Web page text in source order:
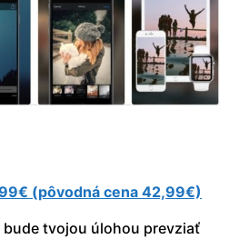
(pôvodná cena 42,99€)
bude tvojou úlohou prevziať